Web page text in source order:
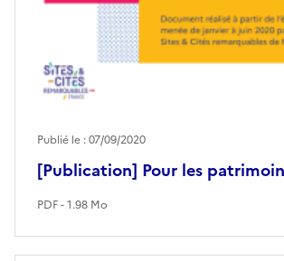
[Publication] Pour les
Publié le : 07/09/2020
PDF - 1.98 Mo